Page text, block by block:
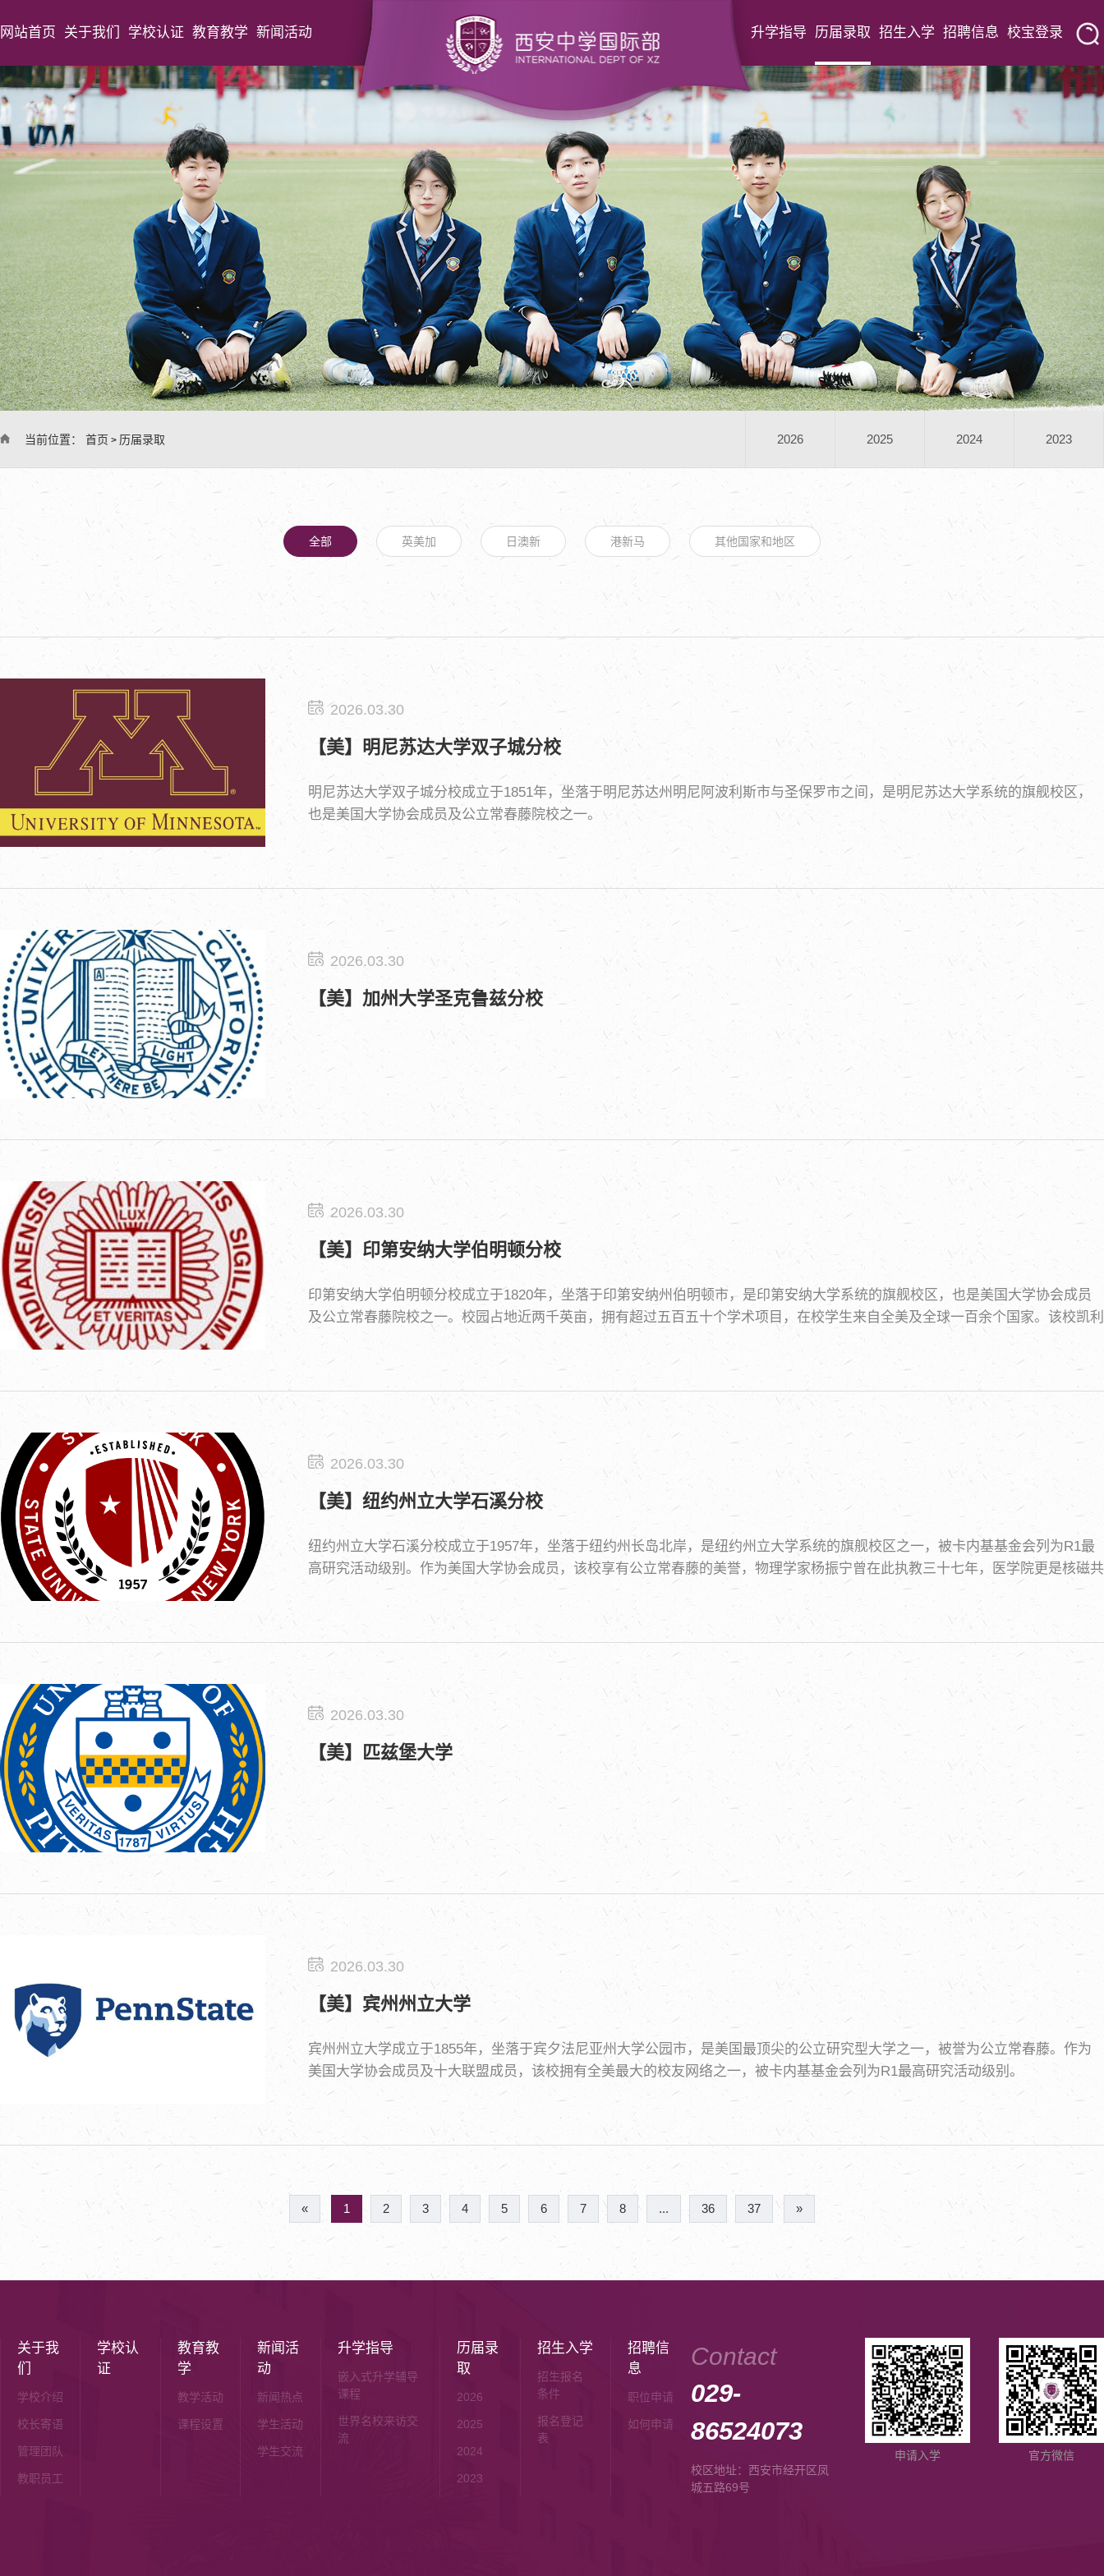
网站首页 关于我们 学校认证 教育教学 新闻活动 升学指导 历届录取 招生入学 招聘信息 校宝登录
当前位置： 首页 > 历届录取 2026 2025 2024 2023
全部 英美加 日澳新 港新马 其他国家和地区
2026.03.30
【美】明尼苏达大学双子城分校
明尼苏达大学双子城分校成立于1851年，坐落于明尼苏达州明尼阿波利斯市与圣保罗市之间，是明尼苏达大学系统的旗舰校区，
也是美国大学协会成员及公立常春藤院校之一。
2026.03.30
【美】加州大学圣克鲁兹分校
2026.03.30
【美】印第安纳大学伯明顿分校
印第安纳大学伯明顿分校成立于1820年，坐落于印第安纳州伯明顿市，是印第安纳大学系统的旗舰校区，也是美国大学协会成员
及公立常春藤院校之一。校园占地近两千英亩，拥有超过五百五十个学术项目，在校学生来自全美及全球一百余个国家。该校凯利
5。雅各布斯音乐学院与茱莉亚音乐学院齐名，公共事务学院长期位居全美前列。学校拥有九位诺贝尔奖得主及多位普利策奖、奥
2026.03.30
【美】纽约州立大学石溪分校
纽约州立大学石溪分校成立于1957年，坐落于纽约州长岛北岸，是纽约州立大学系统的旗舰校区之一，被卡内基基金会列为R1最
高研究活动级别。作为美国大学协会成员，该校享有公立常春藤的美誉，物理学家杨振宁曾在此执教三十七年，医学院更是核磁共
振成像技术的诞生地。
2026.03.30
【美】匹兹堡大学
2026.03.30
【美】宾州州立大学
宾州州立大学成立于1855年，坐落于宾夕法尼亚州大学公园市，是美国最顶尖的公立研究型大学之一，被誉为公立常春藤。作为
美国大学协会成员及十大联盟成员，该校拥有全美最大的校友网络之一，被卡内基基金会列为R1最高研究活动级别。
« 1 2 3 4 5 6 7 8 ... 36 37 »
关于我
们
学校介绍
校长寄语
管理团队
教职员工
学校认
证
教育教
学
教学活动
课程设置
新闻活
动
新闻热点
学生活动
学生交流
升学指导
嵌入式升学辅导
课程
世界名校来访交
流
历届录
取
2026
2025
2024
2023
招生入学
招生报名
条件
报名登记
表
招聘信
息
职位申请
如何申请
Contact
029-
86524073
校区地址：西安市经开区凤
城五路69号
申请入学 官方微信